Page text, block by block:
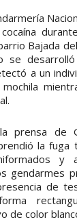
Bajada
se
a un
prensa de
la fuga
y
gendarmes
de
de color